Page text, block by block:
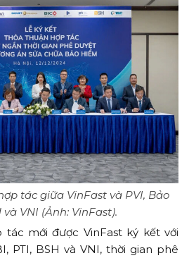
tác giữa VinFast và PVI, Bảo
và VNI (Ảnh: VinFast).
mới được VinFast ký kết với
PTI, BSH và VNI, thời gian phê